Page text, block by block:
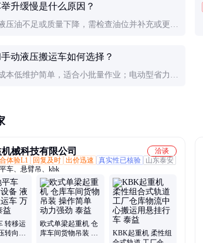
用。
升缓慢是什么原因？
压油不足或质量下降，需检查油位并补充或更换
动液压搬运车如何选择？
本低维护简单，适合小批量作业；电动型省力效
械科技有限公司
洽谈
体验L1 回复及时 出价迅速 真实性已核验
山东泰安
车、悬臂吊、kbk
转移运
转向搬
欧式单梁起重机 仓
库车间货物吊装 操
KBK起重机 柔性组